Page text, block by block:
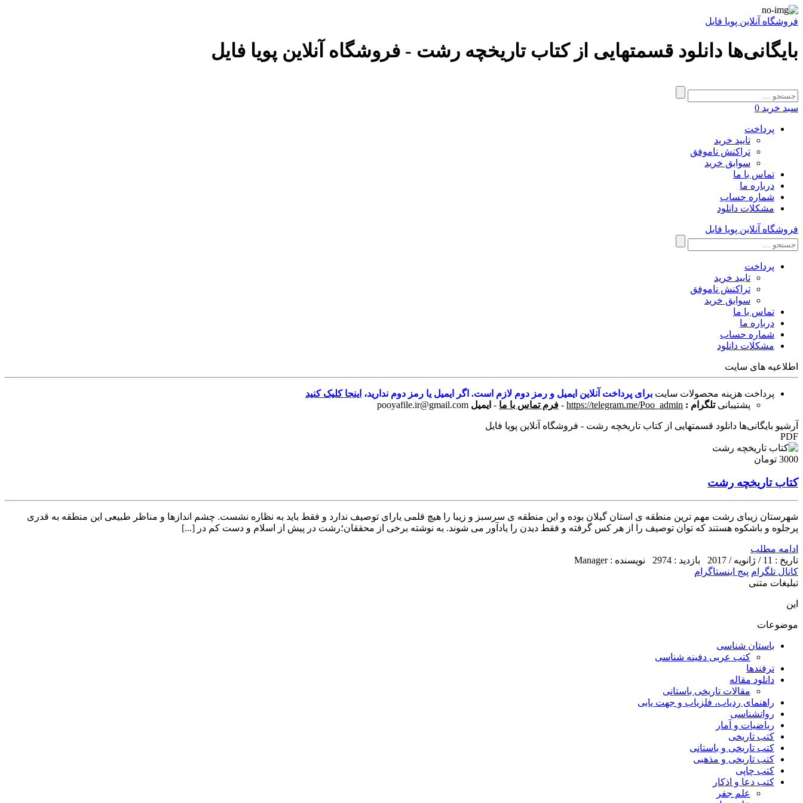
فروشگاه آنلاین پویا فایل
بایگانی‌ها دانلود قسمتهایی از کتاب تاریخچه رشت - فروشگاه آنلاین پویا فایل
سبد خرید 0
پرداخت
تایید خرید
تراکنش ناموفق
سوابق خرید
تماس با ما
درباره ما
شماره حساب
مشکلات دانلود
فروشگاه آنلاین پویا فایل
پرداخت
تایید خرید
تراکنش ناموفق
سوابق خرید
تماس با ما
درباره ما
شماره حساب
مشکلات دانلود
اطلاعیه های سایت
پرداخت هزینه محصولات سایت برای پرداخت آنلاین ایمیل و رمز دوم لازم است. اگر ایمیل یا رمز دوم ندارید، اینجا کلیک کنید
پشتیبانی تلگرام : https://telegram.me/Poo_admin
- فرم تماس با ما - ایمیل pooyafile.ir@gmail.com
آرشیو بایگانی‌ها دانلود قسمتهایی از کتاب تاریخچه رشت - فروشگاه آنلاین پویا فایل
PDF
3000 تومان
کتاب تاریخچه رشت
شهرستان زیبای رشت مهم ترین منطقه ی استان گیلان بوده و این منطقه ی سرسبز و زیبا را هیچ قلمی یارای توصیف ندارد و فقط باید به نظاره نشست. چشم اندازها و مناظر طبیعی این منطقه به قدری
پرجلوه و باشکوه هستند که توان توصیف را از هر کس گرفته و فقط دیدن را یادآور می شوند. به نوشته برخی از محققان؛رشت در پیش از اسلام و دست کم در [...]
ادامه مطلب
تاریخ : 11 / ژانویه / 2017
بازدید : 2974
نویسنده : Manager
کانال تلگرام پیج اینستاگرام
تبلیغات متنی
این
موضوعات
باستان شناسی
کتب عربی دفینه شناسی
ترفندها
دانلود مقاله
مقالات تاریخی باستانی
راهنمای ردیاب، فلزیاب و جهت یابی
روانشناسی
ریاضیات و آمار
کتب تاریخی
کتب تاریخی و باستانی
کتب تاریخی و مذهبی
کتب چاپی
کتب دعا و اذکار
علم جفر